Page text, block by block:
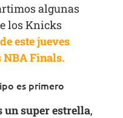
algunas
los Knicks
este jueves
NBA Finals.
es primero
un super estrella,